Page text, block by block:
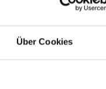
Über Cookies